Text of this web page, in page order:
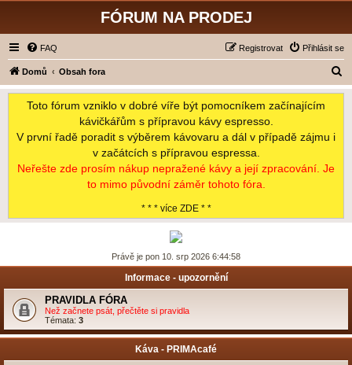
FÓRUM NA PRODEJ
FAQ Přihlásit se
Registrovat
Domů Obsah fora
l
Toto fórum vzniklo v dobré víře být pomocníkem začínajícím
kávičkářům s přípravou kávy espresso.
V první řadě poradit s výběrem kávovaru a dál v případě zájmu i
v začátcích s přípravou espressa.
Neřešte zde prosím nákup nepražené kávy a její zpracování. Je
to mimo původní záměr tohoto fóra.
* * * více ZDE * *
Právě je pon 10. srp 2026 6:44:58
Informace - upozornění
PRAVIDLA FÓRA
Než začnete psát, přečtěte si pravidla
Témata: 3
Káva - PRIMAcafé